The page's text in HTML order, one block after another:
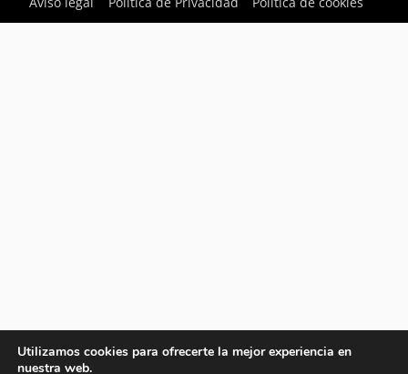
Utilizamos cookies para ofrecerte la mejor experiencia en
nuestra web.